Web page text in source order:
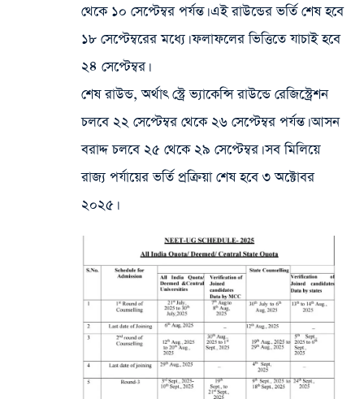
থেকে ১০ সেপ্টেম্বর পর্যন্ত। এই রাউন্ডের ভর্তি শেষ হবে
১৮ সেপ্টেম্বরের মধ্যে। ফলাফলের ভিত্তিতে যাচাই হবে
২৪ সেপ্টেম্বর।
শেষ রাউন্ড, অর্থাৎ স্ট্রে ভ্যাকেন্সি রাউন্ডে রেজিস্ট্রেশন
চলবে ২২ সেপ্টেম্বর থেকে ২৬ সেপ্টেম্বর পর্যন্ত। আসন
বরাদ্দ চলবে ২৫ থেকে ২৯ সেপ্টেম্বর। সব মিলিয়ে
রাজ্য পর্যায়ের ভর্তি প্রক্রিয়া শেষ হবে ৩ অক্টোবর
২০২৫।